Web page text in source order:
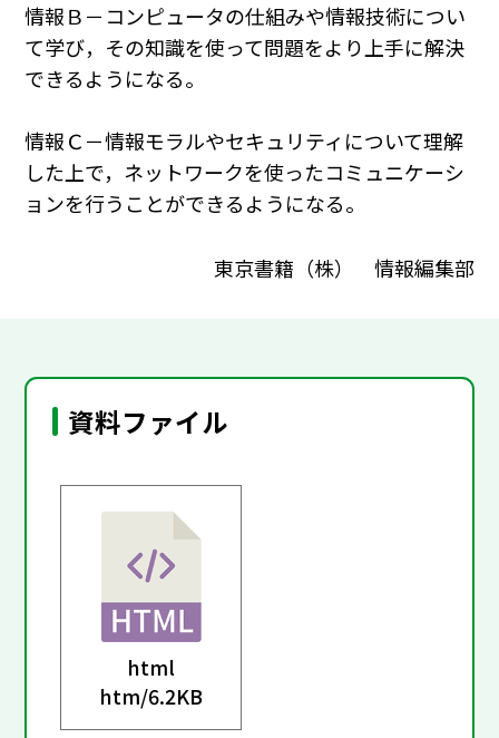
情報Ｂ－コンピュータの仕組みや情報技術につい
て学び，その知識を使って問題をより上手に解決
できるようになる。
情報Ｃ－情報モラルやセキュリティについて理解
した上で，ネットワークを使ったコミュニケーシ
ョンを行うことができるようになる。
東京書籍（株） 情報編集部
資料ファイル
html
htm/6.2KB